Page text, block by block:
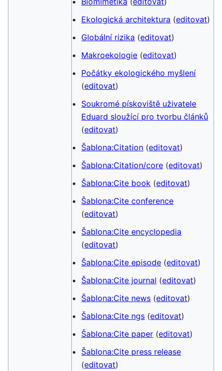
Ekologická architektura (editovat)
Globální rizika (editovat)
Makroekologie (editovat)
Počátky ekologického myšlení
(editovat)
Soukromé pískoviště uživatele
Eduard sloužící pro tvorbu článků
(editovat)
Šablona:Citation (editovat)
Šablona:Citation/core (editovat)
Šablona:Cite book (editovat)
Šablona:Cite conference
(editovat)
Šablona:Cite encyclopedia
(editovat)
Šablona:Cite episode (editovat)
Šablona:Cite journal (editovat)
Šablona:Cite news (editovat)
Šablona:Cite ngs (editovat)
Šablona:Cite paper (editovat)
Šablona:Cite press release
(editovat)